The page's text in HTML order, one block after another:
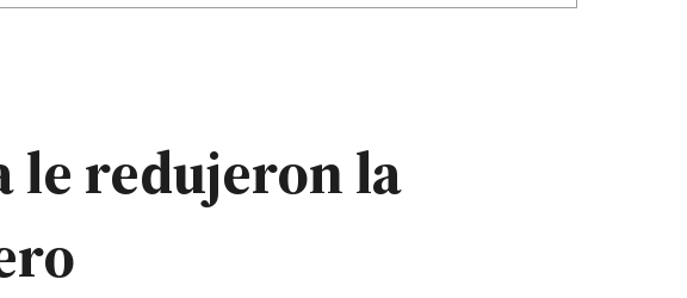
le redujeron la